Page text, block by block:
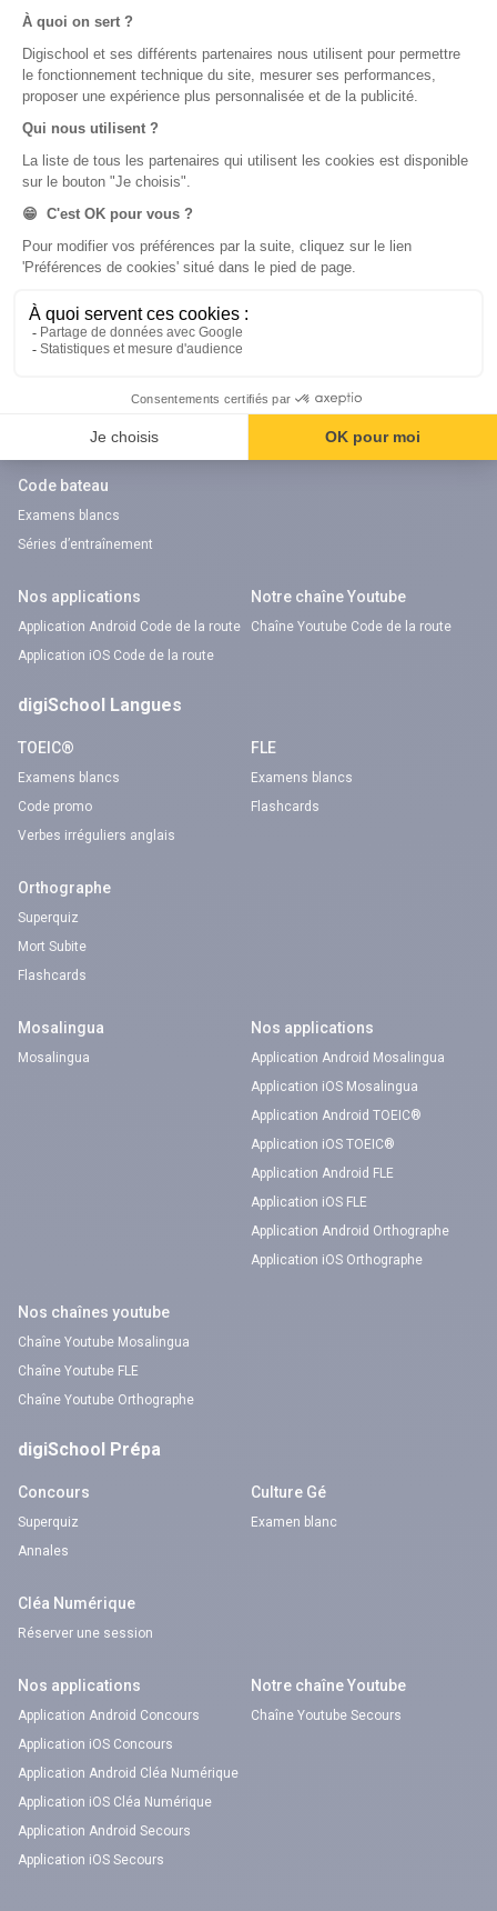
digiSchool Orientation
Orientation
Diplômes
Nos applications
Application Android Pitangoo
Notre chaîne Youtube
Chaîne Youtube Orientation
digiSchool Code
Code auto
Réserver une session
Code gratuit
Réserver une session
Code gratuit
Code bateau
Examens blancs
Séries d’entraînement
Nos applications
Application Android Code de la route
Application iOS Code de la route
Notre chaîne Youtube
Chaîne Youtube Code de la route
digiSchool Langues
TOEIC®
Examens blancs
Code promo
Verbes irréguliers anglais
FLE
Examens blancs
Flashcards
Orthographe
Superquiz
Mort Subite
Flashcards
Mosalingua
Mosalingua
Nos applications
Application Android Mosalingua
Application iOS Mosalingua
Application Android TOEIC®
Application iOS TOEIC®
Application Android FLE
Application iOS FLE
Application Android Orthographe
Application iOS Orthographe
Nos chaînes youtube
Chaîne Youtube Mosalingua
Chaîne Youtube FLE
Chaîne Youtube Orthographe
digiSchool Prépa
Concours
Superquiz
Annales
Culture Gé
Examen blanc
Cléa Numérique
Réserver une session
Nos applications
Application Android Concours
Application iOS Concours
Application Android Cléa Numérique
Application iOS Cléa Numérique
Application Android Secours
Application iOS Secours
Notre chaîne Youtube
Chaîne Youtube Secours